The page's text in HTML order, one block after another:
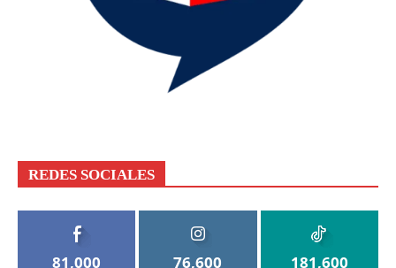
REDES SOCIALES
81,000 76,600 181,600